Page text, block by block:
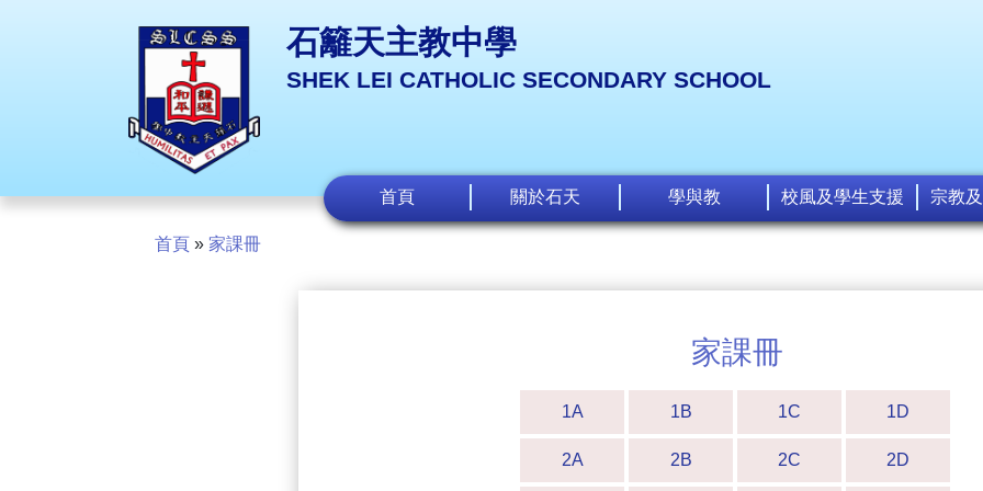
石籬天主教中學
SHEK LEI CATHOLIC SECONDARY SCHOOL
首頁 關於石天 學與教 校風及學生支援 宗教
首頁 » 家課冊
家課冊
1A 1B 1C 1D
2A 2B 2C 2D